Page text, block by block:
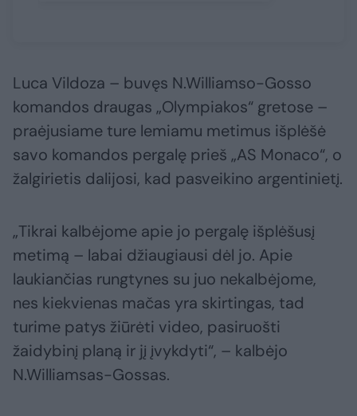
Luca Vildoza – buvęs N.Williamso-Gosso
komandos draugas „Olympiakos“ gretose –
praėjusiame ture lemiamu metimus išplėšė
savo komandos pergalę prieš „AS Monaco“, o
žalgirietis dalijosi, kad pasveikino argentinietį.
„Tikrai kalbėjome apie jo pergalę išplėšusį
metimą – labai džiaugiausi dėl jo. Apie
laukiančias rungtynes su juo nekalbėjome,
nes kiekvienas mačas yra skirtingas, tad
turime patys žiūrėti video, pasiruošti
žaidybinį planą ir jį įvykdyti“, – kalbėjo
N.Williamsas-Gossas.